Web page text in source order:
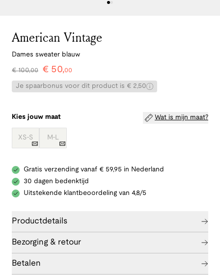
American Vintage
Dames sweater blauw
€100,00 € 50,00
Je spaarbonus voor dit product is € 2,50
Kies jouw maat Wat is mijn maat?
XS-S M-L
Gratis verzending vanaf € 59,95 in Nederland
30 dagen bedenktijd
Uitstekende klantbeoordeling van 4,8/5
Productdetails
Bezorging & retour
Betalen